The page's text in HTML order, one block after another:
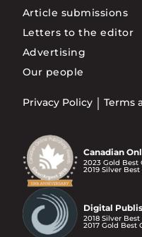
Article submissions
Letters to the editor
Advertising
Our people
Privacy Policy Terms
Canadian
2023 Gold Best
2019 Silver
Digital
2018 Silver
2017 Gold Best